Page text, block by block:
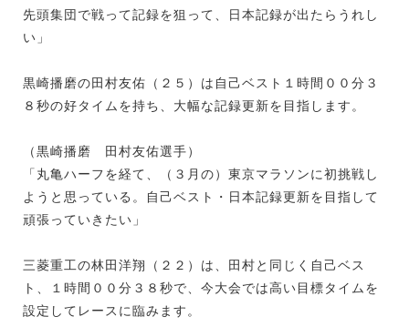
先頭集団で戦って記録を狙って、日本記録が出たらうれし
い」
黒崎播磨の田村友佑（２５）は自己ベスト１時間００分３
８秒の好タイムを持ち、大幅な記録更新を目指します。
（黒崎播磨 田村友佑選手）
「丸亀ハーフを経て、（３月の）東京マラソンに初挑戦し
ようと思っている。自己ベスト・日本記録更新を目指して
頑張っていきたい」
三菱重工の林田洋翔（２２）は、田村と同じく自己ベス
ト、１時間００分３８秒で、今大会では高い目標タイムを
設定してレースに臨みます。